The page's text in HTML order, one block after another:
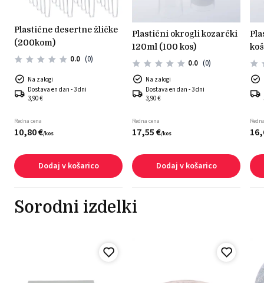
plastične desertne žličke
(200kom)
0.0 (0)
Na zalogi
Dostava en dan - 3 dni
3,90 €
Redna cena
10,80€/kos
Dodaj v košarico
plastični okrogli kozarčki
120ml (100 kos)
0.0 (0)
Na zalogi
Dostava en dan - 3 dni
3,90 €
Redna cena
17,55€/kos
Dodaj v košarico
plastični kozarčki
16,
Sorodni izdelki